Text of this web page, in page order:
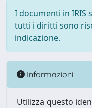
I documenti in IRIS
tutti i diritti sono
indicazione.
Informazioni
Utilizza questo